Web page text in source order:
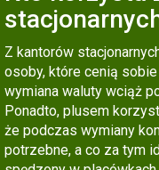
Z kantorów
osoby, które cenią
wymiana waluty wciąż
Ponadto, plusem
że podczas wymiany
potrzebne, a co za tym